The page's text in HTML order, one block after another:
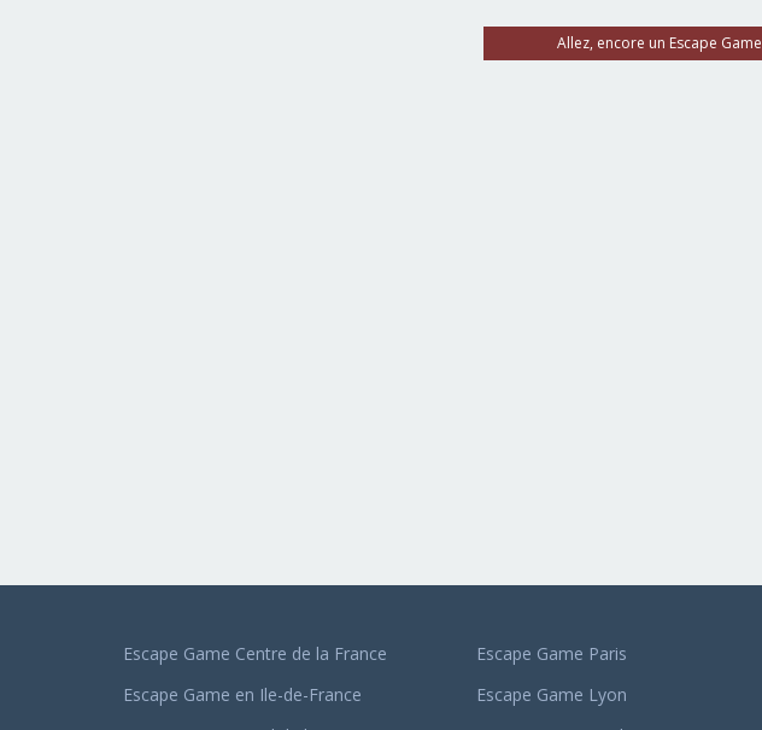
Allez, encore un Escape Game
Escape Game Centre de la France
Escape Game en Ile-de-France
Escape Game Paris
Escape Game Lyon